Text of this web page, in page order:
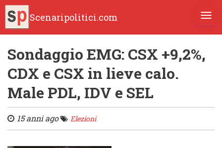
Scenaripolitici.com
Sondaggio EMG: CSX +9,2%,
CDX e CSX in lieve calo.
Male PDL, IDV e SEL
15 anni ago Elezioni